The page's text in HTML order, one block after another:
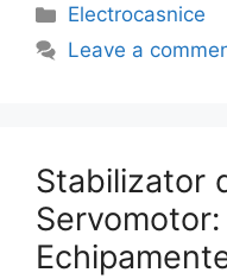
Categories
Electrocasnice
Leave a
Stabilizator